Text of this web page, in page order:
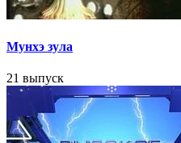
Мунхэ зула
21 выпуск